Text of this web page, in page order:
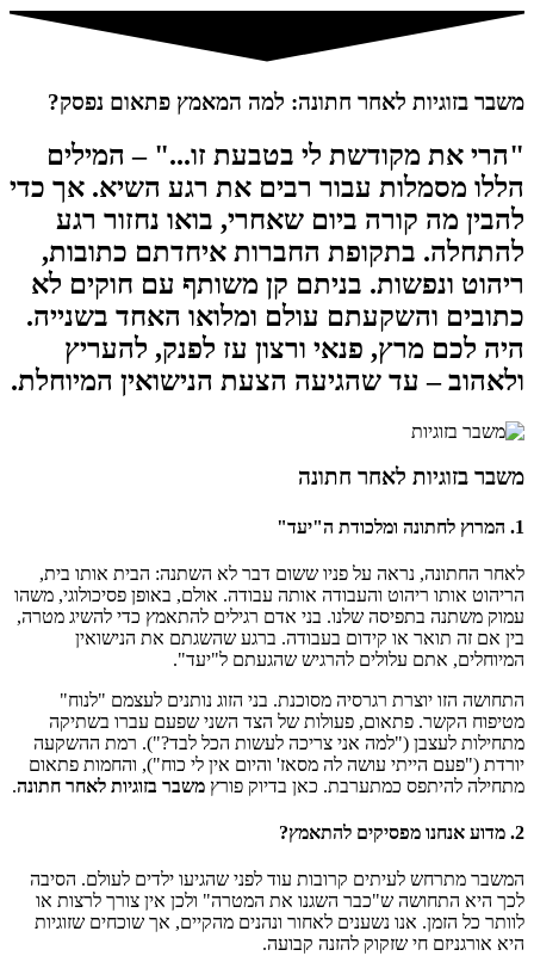
משבר בזוגיות לאחר חתונה: למה המאמץ פתאום נפסק?
"הרי את מקודשת לי בטבעת זו..." – המילים
הללו מסמלות עבור רבים את רגע השיא. אך כדי
להבין מה קורה ביום שאחרי, בואו נחזור רגע
להתחלה. בתקופת החברות איחדתם כתובות,
ריהוט ונפשות. בניתם קן משותף עם חוקים לא
כתובים והשקעתם עולם ומלואו האחד בשנייה.
היה לכם מרץ, פנאי ורצון עז לפנק, להעריץ
ולאהוב – עד שהגיעה הצעת הנישואין המיוחלת.
משבר בזוגיות לאחר חתונה
1. המרוץ לחתונה ומלכודת ה"יעד"
לאחר החתונה, נראה על פניו ששום דבר לא השתנה: הבית אותו בית,
הריהוט אותו ריהוט והעבודה אותה עבודה. אולם, באופן פסיכולוגי, משהו
עמוק משתנה בתפיסה שלנו. בני אדם רגילים להתאמץ כדי להשיג מטרה,
בין אם זה תואר או קידום בעבודה. ברגע שהשגתם את הנישואין
המיוחלים, אתם עלולים להרגיש שהגעתם ל"יעד".
התחושה הזו יוצרת רגרסיה מסוכנת. בני הזוג נותנים לעצמם "לנוח"
מטיפוח הקשר. פתאום, פעולות של הצד השני שפעם עברו בשתיקה
מתחילות לעצבן ("למה אני צריכה לעשות הכל לבד?"). רמת ההשקעה
יורדת ("פעם הייתי עושה לה מסאז' והיום אין לי כוח"), והחמות פתאום
מתחילה להיתפס כמתערבת. כאן בדיוק פורץ משבר בזוגיות לאחר חתונה.
2. מדוע אנחנו מפסיקים להתאמץ?
המשבר מתרחש לעיתים קרובות עוד לפני שהגיעו ילדים לעולם. הסיבה
לכך היא התחושה ש"כבר השגנו את המטרה" ולכן אין צורך לרצות או
לוותר כל הזמן. אנו נשענים לאחור ונהנים מהקיים, אך שוכחים שזוגיות
היא אורגניזם חי שזקוק להזנה קבועה.